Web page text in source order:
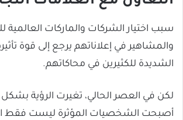
سبب اختيار الشركات والماركات العالمية
والمشاهير في إعلاناتهم يرجع إلى قوة
الشديدة للكثيرين في محاكاتهم.
لكن في العصر الحالي، تغيرت الرؤية بشكل
أصبحت الشخصيات المؤثرة ليست فقط